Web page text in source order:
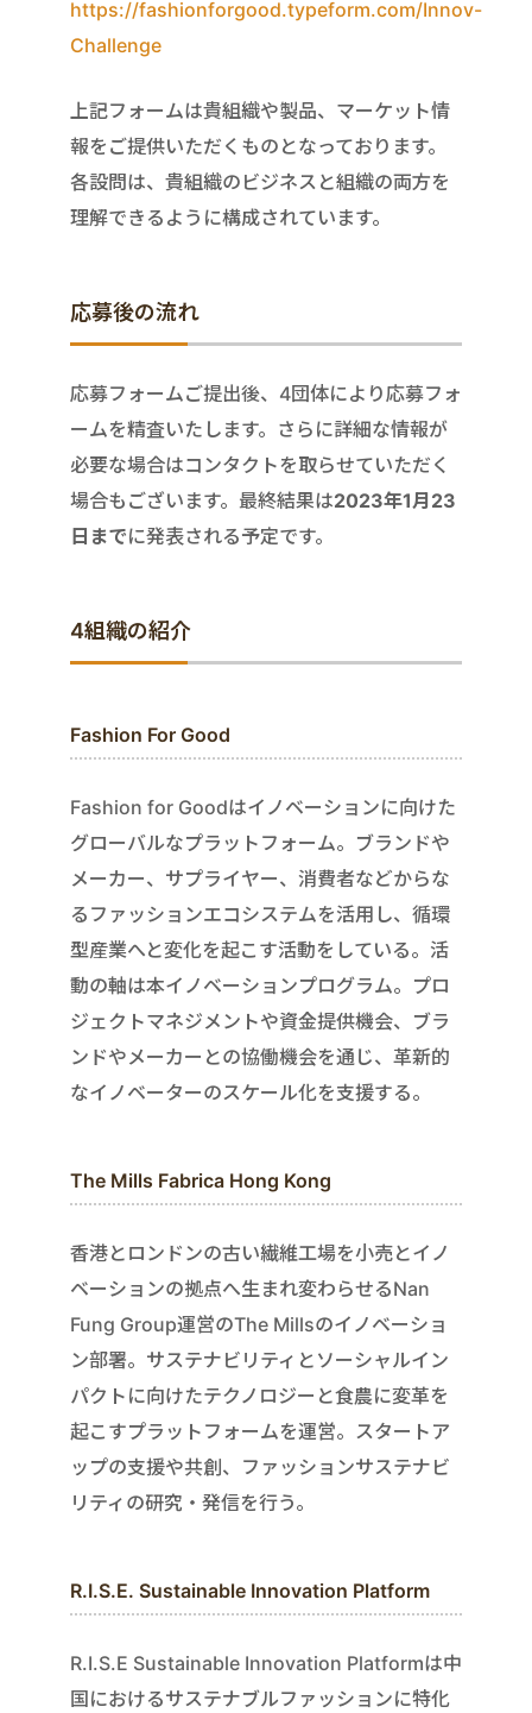
https://fashionforgood.typeform.com/Innov-
Challenge
上記フォームは貴組織や製品、マーケット情
報をご提供いただくものとなっております。
各設問は、貴組織のビジネスと組織の両方を
理解できるように構成されています。
応募後の流れ
応募フォームご提出後、4団体により応募フォ
ームを精査いたします。さらに詳細な情報が
必要な場合はコンタクトを取らせていただく
場合もございます。最終結果は2023年1月23
日までに発表される予定です。
4組織の紹介
Fashion For Good
Fashion for Goodはイノベーションに向けた
グローバルなプラットフォーム。ブランドや
メーカー、サプライヤー、消費者などからな
るファッションエコシステムを活用し、循環
型産業へと変化を起こす活動をしている。活
動の軸は本イノベーションプログラム。プロ
ジェクトマネジメントや資金提供機会、ブラ
ンドやメーカーとの協働機会を通じ、革新的
なイノベーターのスケール化を支援する。
The Mills Fabrica Hong Kong
香港とロンドンの古い繊維工場を小売とイノ
ベーションの拠点へ生まれ変わらせるNan
Fung Group運営のThe Millsのイノベーショ
ン部署。サステナビリティとソーシャルイン
パクトに向けたテクノロジーと食農に変革を
起こすプラットフォームを運営。スタートア
ップの支援や共創、ファッションサステナビ
リティの研究・発信を行う。
R.I.S.E. Sustainable Innovation Platform
R.I.S.E Sustainable Innovation Platformは中
国におけるサステナブルファッションに特化